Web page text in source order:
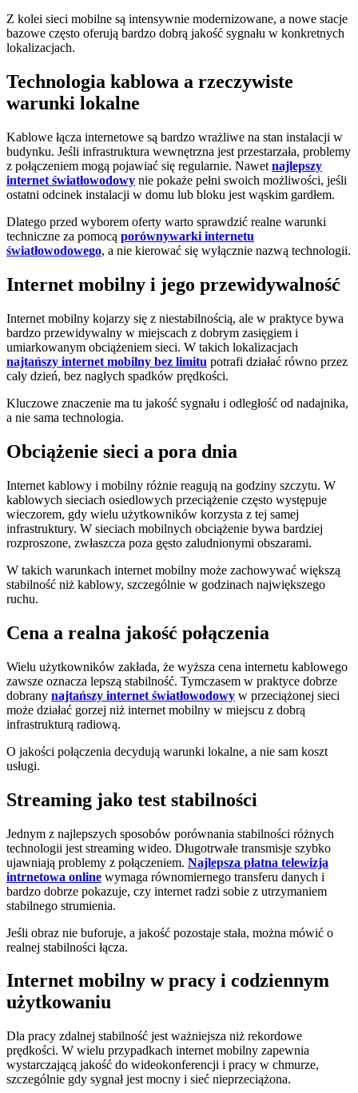
Z kolei sieci mobilne są intensywnie modernizowane, a nowe stacje
bazowe często oferują bardzo dobrą jakość sygnału w konkretnych
lokalizacjach.
Technologia kablowa a rzeczywiste
warunki lokalne
Kablowe łącza internetowe są bardzo wrażliwe na stan instalacji w
budynku. Jeśli infrastruktura wewnętrzna jest przestarzała, problemy
z połączeniem mogą pojawiać się regularnie. Nawet najlepszy
internet światłowodowy nie pokaże pełni swoich możliwości, jeśli
ostatni odcinek instalacji w domu lub bloku jest wąskim gardłem.
Dlatego przed wyborem oferty warto sprawdzić realne warunki
techniczne za pomocą porównywarki internetu
światłowodowego, a nie kierować się wyłącznie nazwą technologii.
Internet mobilny i jego przewidywalność
Internet mobilny kojarzy się z niestabilnością, ale w praktyce bywa
bardzo przewidywalny w miejscach z dobrym zasięgiem i
umiarkowanym obciążeniem sieci. W takich lokalizacjach
najtańszy internet mobilny bez limitu potrafi działać równo przez
cały dzień, bez nagłych spadków prędkości.
Kluczowe znaczenie ma tu jakość sygnału i odległość od nadajnika,
a nie sama technologia.
Obciążenie sieci a pora dnia
Internet kablowy i mobilny różnie reagują na godziny szczytu. W
kablowych sieciach osiedlowych przeciążenie często występuje
wieczorem, gdy wielu użytkowników korzysta z tej samej
infrastruktury. W sieciach mobilnych obciążenie bywa bardziej
rozproszone, zwłaszcza poza gęsto zaludnionymi obszarami.
W takich warunkach internet mobilny może zachowywać większą
stabilność niż kablowy, szczególnie w godzinach największego
ruchu.
Cena a realna jakość połączenia
Wielu użytkowników zakłada, że wyższa cena internetu kablowego
zawsze oznacza lepszą stabilność. Tymczasem w praktyce dobrze
dobrany najtańszy internet światłowodowy w przeciążonej sieci
może działać gorzej niż internet mobilny w miejscu z dobrą
infrastrukturą radiową.
O jakości połączenia decydują warunki lokalne, a nie sam koszt
usługi.
Streaming jako test stabilności
Jednym z najlepszych sposobów porównania stabilności różnych
technologii jest streaming wideo. Długotrwałe transmisje szybko
ujawniają problemy z połączeniem. Najlepsza płatna telewizja
intrnetowa online wymaga równomiernego transferu danych i
bardzo dobrze pokazuje, czy internet radzi sobie z utrzymaniem
stabilnego strumienia.
Jeśli obraz nie buforuje, a jakość pozostaje stała, można mówić o
realnej stabilności łącza.
Internet mobilny w pracy i codziennym
użytkowaniu
Dla pracy zdalnej stabilność jest ważniejsza niż rekordowe
prędkości. W wielu przypadkach internet mobilny zapewnia
wystarczającą jakość do wideokonferencji i pracy w chmurze,
szczególnie gdy sygnał jest mocny i sieć nieprzeciążona.